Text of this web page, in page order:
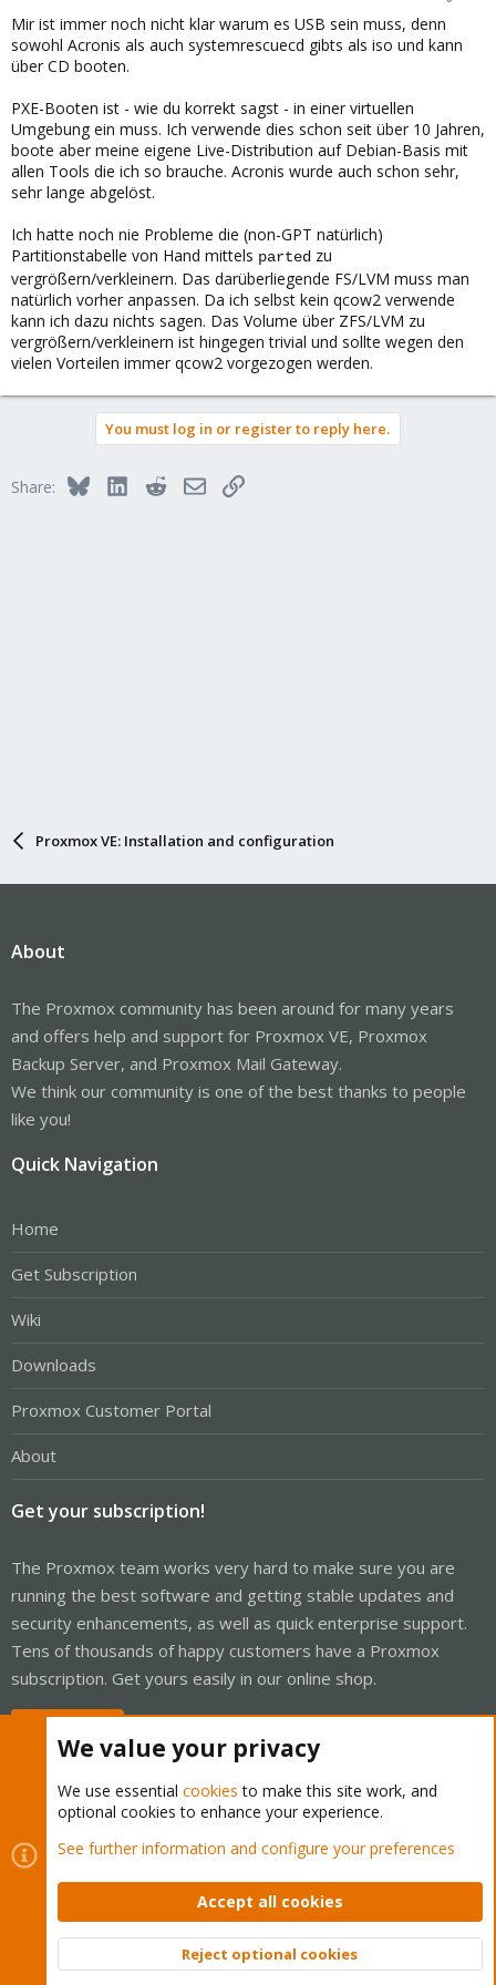
Mir ist immer noch nicht klar warum es USB sein muss, denn
sowohl Acronis als auch systemrescuecd gibts als iso und kann
über CD booten.
PXE-Booten ist - wie du korrekt sagst - in einer virtuellen
Umgebung ein muss. Ich verwende dies schon seit über 10 Jahren,
boote aber meine eigene Live-Distribution auf Debian-Basis mit
allen Tools die ich so brauche. Acronis wurde auch schon sehr,
sehr lange abgelöst.
Ich hatte noch nie Probleme die (non-GPT natürlich)
Partitionstabelle von Hand mittels parted zu
vergrößern/verkleinern. Das darüberliegende FS/LVM muss man
natürlich vorher anpassen. Da ich selbst kein qcow2 verwende
kann ich dazu nichts sagen. Das Volume über ZFS/LVM zu
vergrößern/verkleinern ist hingegen trivial und sollte wegen den
vielen Vorteilen immer qcow2 vorgezogen werden.
You must log in or register to reply here.
Share: BlueskyLinkedInRedditEmailLink
Proxmox VE: Installation and configuration
About
The Proxmox community has been around for many years
and offers help and support for Proxmox VE, Proxmox
Backup Server, and Proxmox Mail Gateway.
We think our community is one of the best thanks to people
like you!
Quick Navigation
Home
Get Subscription
Wiki
Downloads
Proxmox Customer Portal
About
Get your subscription!
The Proxmox team works very hard to make sure you are
running the best software and getting stable updates and
security enhancements, as well as quick enterprise support.
Tens of thousands of happy customers have a Proxmox
subscription. Get yours easily in our online shop.
Cookies
Proxmox Support Forum - Light Mode
Contact us
Terms and rules Privacy policy Help Home
Community platform by XenForo © 2010-2026 XenForo Ltd.
Top
We value your privacy
We use essential cookies to make this site work, and
optional cookies to enhance your experience.
See further information and configure your preferences
Accept all cookies
Reject optional cookies